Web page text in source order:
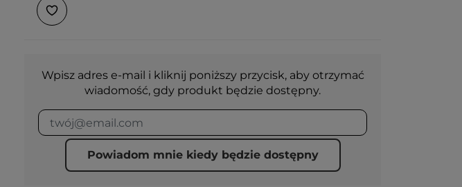
Wpisz adres e-mail i kliknij poniższy przycisk, aby otrzymać
wiadomość, gdy produkt będzie dostępny.
Powiadom mnie kiedy będzie dostępny